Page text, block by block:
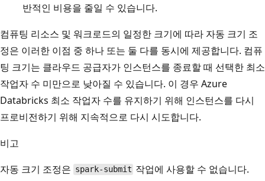
반적인 비용을 줄일 수 있습니다.
컴퓨팅 리소스 및 워크로드의 일정한 크기에 따라 자동 크기 조
정은 이러한 이점 중 하나 또는 둘 다를 동시에 제공합니다. 컴퓨
팅 크기는 클라우드 공급자가 인스턴스를 종료할 때 선택한 최소
작업자 수 미만으로 낮아질 수 있습니다. 이 경우 Azure
Databricks 최소 작업자 수를 유지하기 위해 인스턴스를 다시
프로비전하기 위해 지속적으로 다시 시도합니다.
비고
자동 크기 조정은 spark-submit 작업에 사용할 수 없습니다.